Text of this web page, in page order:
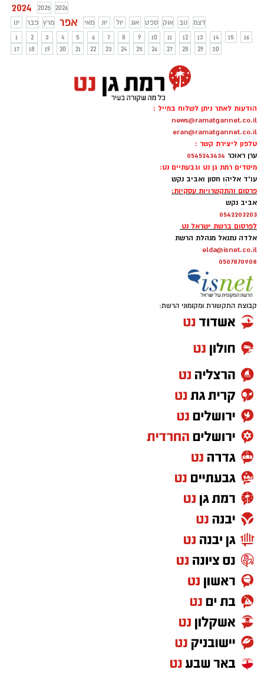
2024 2025
2026
ינו
פבר מרץ אפר מאי יונ יול אוג ספט אוק נוב
דצמ
1
2 3 4 5 6 7 8 9 10 11 12 13 14 15
16
17
18 19 20 21 22 23 24 25 26 27 28 29 30
הודעות לאתר ניתן לשלוח במייל :
news@ramatgannet.co.il
eran@ramatgannet.co.il
טלפון ליצירת קשר :
ערן ראוכר 0545243434
מיסדים רמת גן נט וגבעתיים נט:
עו"ד אליהו חסון ואביב נקש
פרסום והתקשרויות עסקיות:
אביב נקש
0542203203
לפרסום ברשת ישראל נט
אלדה נתנאל מנהלת הרשת
elda@isnet.co.il
0507870908
קבוצת התקשורת ומקומוני הרשת: